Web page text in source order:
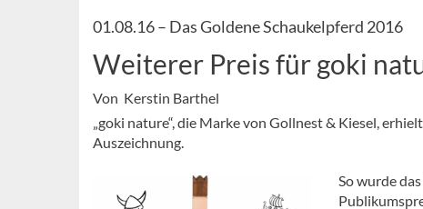
01.08.16 – Das Goldene Schaukelpferd 2016
Weiterer Preis für goki
Von Kerstin Barthel
„goki nature“, die Marke von Gollnest & Kiesel,
Auszeichnung.
So wurde das